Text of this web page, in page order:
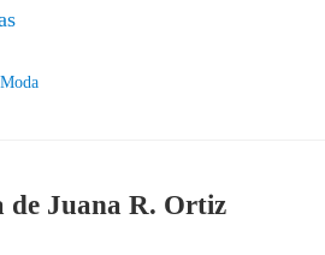
de Juana R. Ortiz